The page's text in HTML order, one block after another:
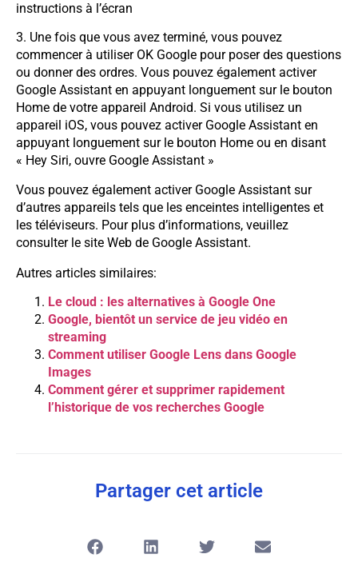
instructions à l’écran
3. Une fois que vous avez terminé, vous pouvez
commencer à utiliser OK Google pour poser des questions
ou donner des ordres. Vous pouvez également activer
Google Assistant en appuyant longuement sur le bouton
Home de votre appareil Android. Si vous utilisez un
appareil iOS, vous pouvez activer Google Assistant en
appuyant longuement sur le bouton Home ou en disant
« Hey Siri, ouvre Google Assistant »
Vous pouvez également activer Google Assistant sur
d’autres appareils tels que les enceintes intelligentes et
les téléviseurs. Pour plus d’informations, veuillez
consulter le site Web de Google Assistant.
Autres articles similaires:
Le cloud : les alternatives à Google One
Google, bientôt un service de jeu vidéo en
streaming
Comment utiliser Google Lens dans Google
Images
Comment gérer et supprimer rapidement
l’historique de vos recherches Google
Partager cet article